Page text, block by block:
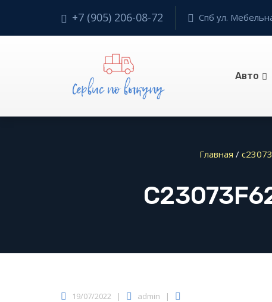
+7 (905) 206-08-72 Спб ул.
Авто
Главная /
19/07/2022 | admin |